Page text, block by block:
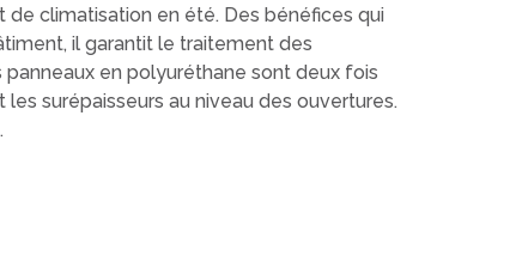
climatisation en été. Des bénéfices qui
il garantit le traitement des
en polyuréthane sont deux fois
surépaisseurs au niveau des ouvertures.